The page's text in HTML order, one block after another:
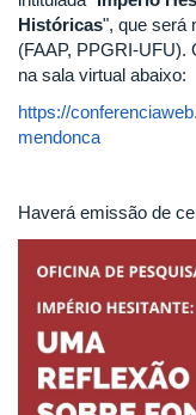
Históricas", que será
(FAAP, PPGRI-UFU).
na sala virtual abaixo:
https://
mendonca
Haverá emissão de